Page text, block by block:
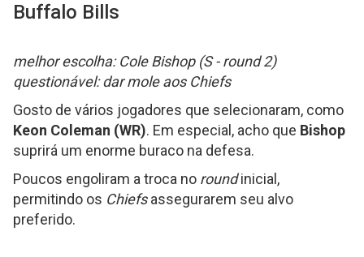
Buffalo Bills
melhor escolha: Cole Bishop (S - round 2)
questionável: dar mole aos Chiefs
Gosto de vários jogadores que selecionaram, como
Keon Coleman (WR). Em especial, acho que Bishop
suprirá um enorme buraco na defesa.
Poucos engoliram a troca no roundinicial,
permitindo os Chiefsassegurarem seu alvo
preferido.